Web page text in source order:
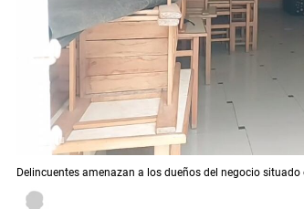
Delincuentes amenazan a los dueños del negocio